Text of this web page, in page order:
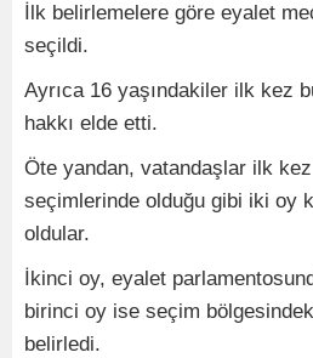
İlk belirlemelere göre eyalet
seçildi.
Ayrıca 16 yaşındakiler ilk kez
hakkı elde etti.
Öte yandan, vatandaşlar ilk
seçimlerinde olduğu gibi iki oy
oldular.
İkinci oy, eyalet
birinci oy ise seçim
belirledi.